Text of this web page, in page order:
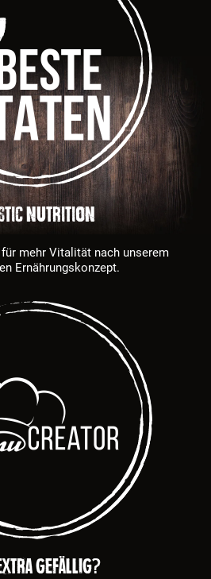
NUTRITION
mehr Vitalität nach unserem
Ernährungskonzept.
gefällig?